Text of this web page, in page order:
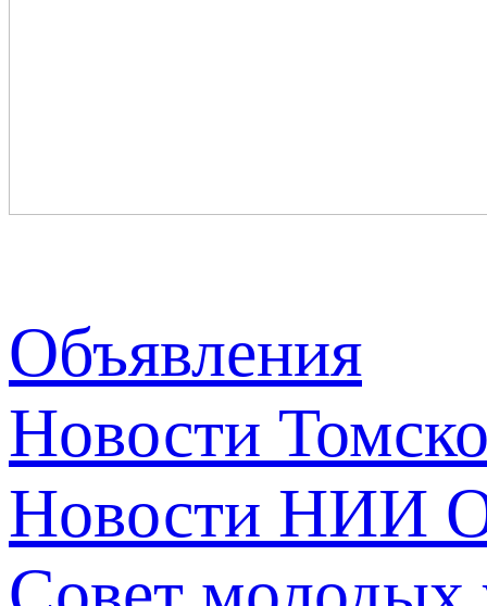
Объявления
Новости
Новости НИИ